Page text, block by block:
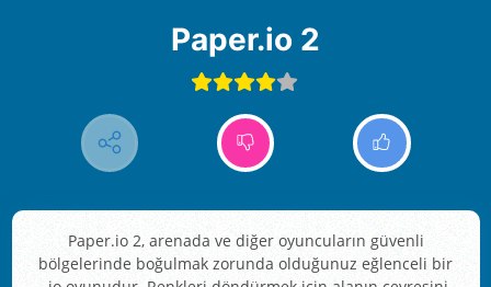
Paper.io 2
Paper.io 2, arenada ve diğer oyuncuların güvenli
bölgelerinde boğulmak zorunda olduğunuz eğlenceli bir